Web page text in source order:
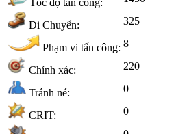
Tốc độ tấn công:
Di Chuyển: 325
Phạm vi tấn công: 8
Chính xác: 220
Tránh né: 0
CRIT: 0